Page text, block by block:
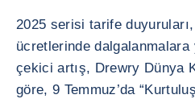
2025 serisi tarife
ücretlerinde
çekici artış, Drewry Dünya
göre, 9 Temmuz’da